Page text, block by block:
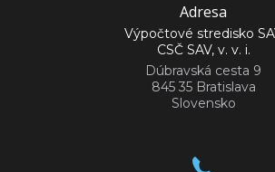
Adresa
Výpočtové stredisko
CSČ SAV, v. v. i.
Dúbravská cesta 9
845 35 Bratislava
Slovensko